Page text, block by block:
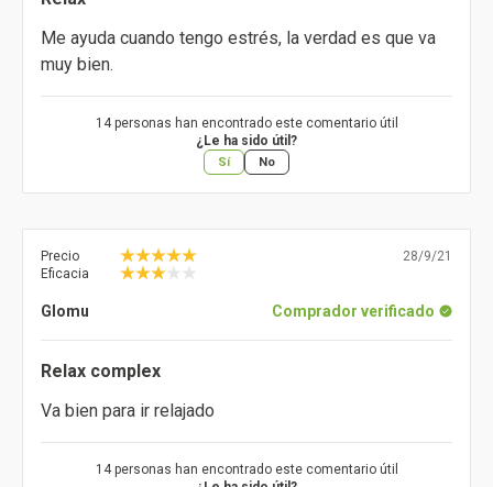
Me ayuda cuando tengo estrés, la verdad es que va
muy bien.
14 personas han encontrado este comentario útil
¿Le ha sido útil?
Sí No
Precio
Eficacia
28/9/21
Glomu Comprador verificado
Relax complex
Va bien para ir relajado
14 personas han encontrado este comentario útil